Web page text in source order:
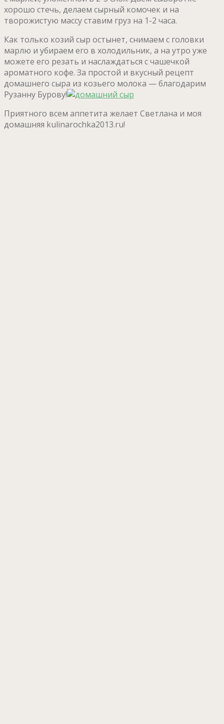
хорошо стечь, делаем сырный комочек и на
творожистую массу ставим груз на 1-2 часа.
Как только козий сыр остынет, снимаем с головки
марлю и убираем его в холодильник, а на утро уже
можете его резать и наслаждаться с чашечкой
ароматного кофе. За простой и вкусный рецепт
домашнего сыра из козьего молока — благодарим
Рузанну Бурову!
Приятного всем аппетита желает Светлана и моя
домашняя kulinarochka2013.ru!